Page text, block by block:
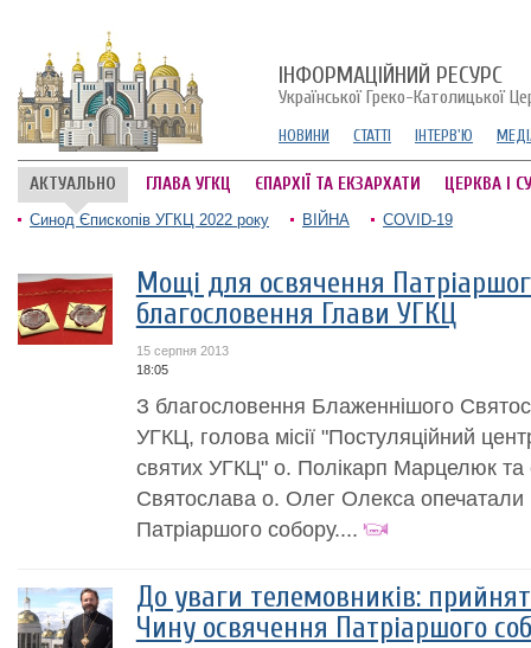
ІНФОРМАЦІЙНИЙ РЕСУРС
Української Греко-Католицької
НОВИНИ СТАТТІ ІНТЕРВ'Ю
АКТУАЛЬНО ГЛАВА УГКЦ ЄПАРХІЇ ТА ЕКЗАРХАТИ ЦЕРКВА І
Синод Єпископів УГКЦ 2022 року ВІЙНА COVID-19
Мощі для освячення
благословення Глави УГКЦ
15 серпня 2013
18:05
З благословення Блаженнішого
УГКЦ, голова місії "Постуляційний
святих УГКЦ" о. Полікарп Марцелюк та
Святослава о. Олег Олекса
Патріаршого собору....
До уваги телемовників:
Чину освячення Патріаршого